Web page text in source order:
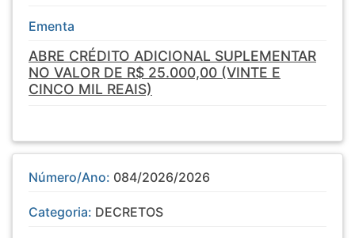
Ementa
ABRE CRÉDITO ADICIONAL SUPLEMENTAR
NO VALOR DE R$ 25.000,00 (VINTE E
CINCO MIL REAIS)
Número/Ano: 084/2026/2026
Categoria: DECRETOS